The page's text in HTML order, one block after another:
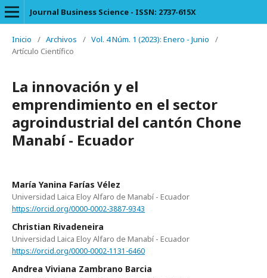
Journal Business Science - ISSN: 2737-615X
Inicio / Archivos / Vol. 4 Núm. 1 (2023): Enero - Junio
/
Artículo Científico
La innovación y el
emprendimiento en el sector
agroindustrial del cantón Chone
Manabí - Ecuador
María Yanina Farías Vélez
Universidad Laica Eloy Alfaro de Manabí - Ecuador
https://orcid.org/0000-0002-3887-9343
Christian Rivadeneira
Universidad Laica Eloy Alfaro de Manabí - Ecuador
https://orcid.org/0000-0002-1131-6460
Andrea Viviana Zambrano Barcia